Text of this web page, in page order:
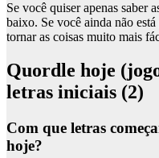
Se você quiser apenas saber
baixo. Se você ainda não
tornar as coisas muito mais
Quordle hoje
letras iniciais (2)
Com que letras
hoje?